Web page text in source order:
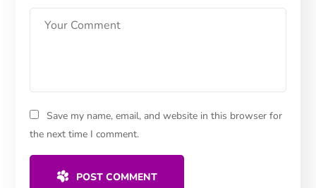
Save my name, email, and website in this browser for
the next time I comment.
POST COMMENT